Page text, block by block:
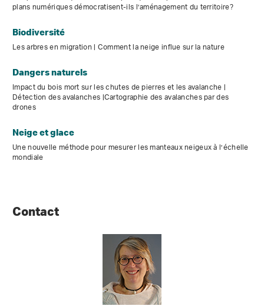
plans numériques démocratisent-ils l’aménagement du territoire?
Biodiversité
Les arbres en migration | Comment la neige influe sur la nature
Dangers naturels
Impact du bois mort sur les chutes de pierres et les avalanche |
Détection des avalanches |Cartographie des avalanches par des
drones
Neige et glace
Une nouvelle méthode pour mesurer les manteaux neigeux à l’échelle
mondiale
Contact